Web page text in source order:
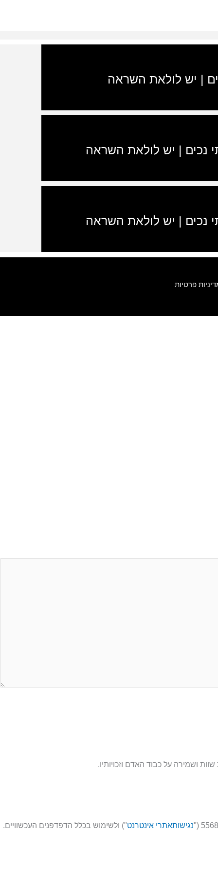
| יש לולאת השראה
נכים | יש לולאת השראה
נכים | יש לולאת השראה
פרטיות
ושמירה על כבוד האדם וזכויותיו.
נגישותאתרי אינטרנט") ולשימוש בכלל הדפדפנים העכשוויים.